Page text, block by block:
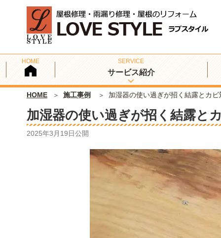
サービス紹介
HOME 施工事例 加湿器の使い過ぎが招く結露とカ
加湿器の使い過ぎが招く結露と
2025年3月19日公開